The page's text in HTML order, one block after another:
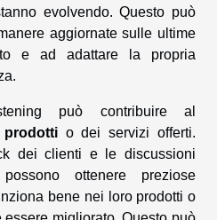
evolvendo. Questo può
aggiornate sulle ultime
e ad adattare la propria
può contribuire al
prodottio dei servizi offerti.
dei clienti e le discussioni
ottenere preziose
bene nei loro prodotti o